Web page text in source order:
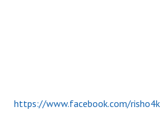
https://www.facebook.com/